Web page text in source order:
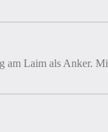
Laim als Anker.